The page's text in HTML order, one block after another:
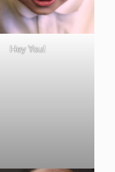
Hey You!